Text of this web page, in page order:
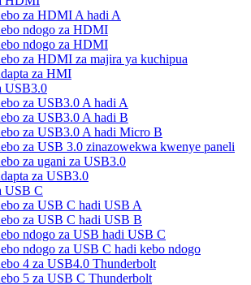
za HDMI A hadi A
ndogo za HDMI
ndogo za HDMI
za HDMI za majira ya kuchipua
za HMI
USB3.0
za USB3.0 A hadi A
za USB3.0 A hadi B
za USB3.0 A hadi Micro B
za USB 3.0 zinazowekwa kwenye paneli
za ugani za USB3.0
za USB3.0
USB C
za USB C hadi USB A
za USB C hadi USB B
ndogo za USB hadi USB C
ndogo za USB C hadi kebo ndogo
4 za USB4.0 Thunderbolt
5 za USB C Thunderbolt